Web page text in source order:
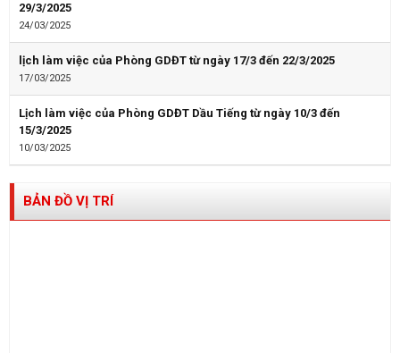
29/3/2025
24/03/2025
lịch làm việc của Phòng GDĐT từ ngày 17/3 đến 22/3/2025
17/03/2025
Lịch làm việc của Phòng GDĐT Dầu Tiếng từ ngày 10/3 đến
15/3/2025
10/03/2025
BẢN ĐỒ VỊ TRÍ